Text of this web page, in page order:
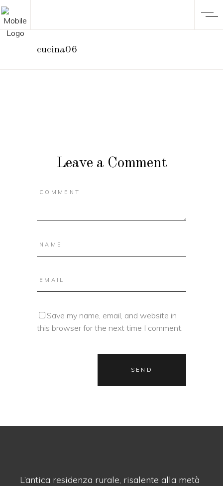
cucina06
Leave a Comment
Save my name, email, and website in
this browser for the next time I comment.
L’antica residenza rurale, risalente alla metà